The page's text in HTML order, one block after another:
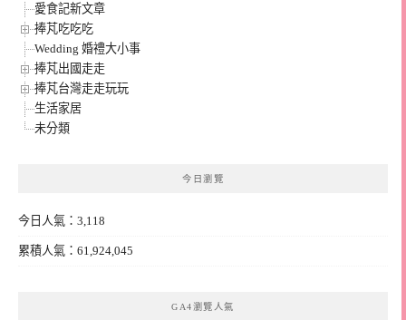
愛食記新文章
捧芃吃吃吃
Wedding 婚禮大小事
捧芃出國走走
捧芃台灣走走玩玩
生活家居
未分類
今日瀏覽
今日人氣：3,118
累積人氣：61,924,045
GA4瀏覽人氣